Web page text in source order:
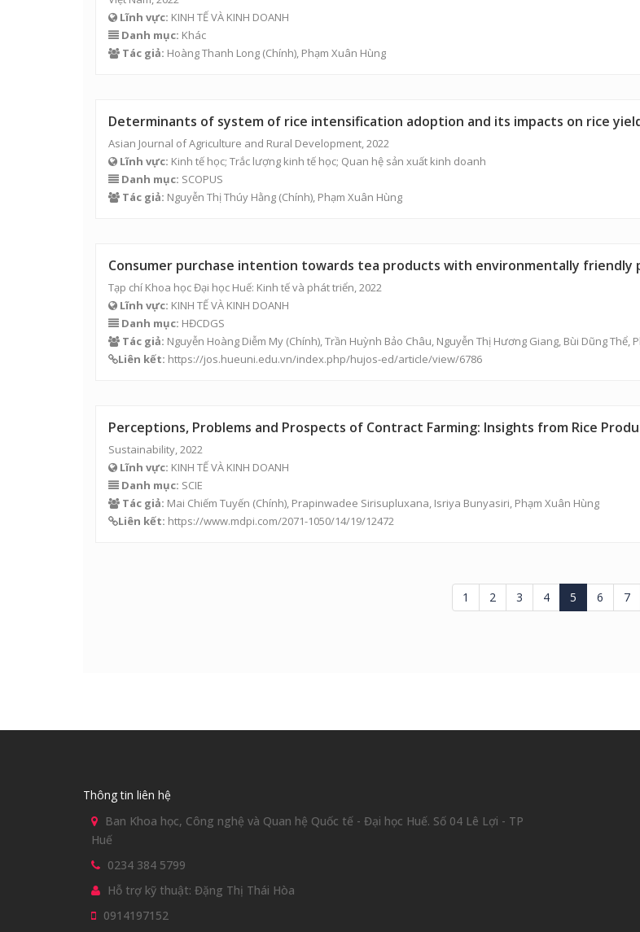
Lĩnh vực: KINH TẾ VÀ KINH DOANH
Danh mục: Khác
Tác giả: Hoàng Thanh Long (Chính), Phạm Xuân Hùng
Determinants of system of rice intensification adoption and its impacts on rice
Asian Journal of Agriculture and Rural Development, 2022
Lĩnh vực: Kinh tế học; Trắc lượng kinh tế học; Quan hệ sản xuất kinh doanh
Danh mục: SCOPUS
Tác giả: Nguyễn Thị Thúy Hằng (Chính), Phạm Xuân Hùng
Consumer purchase intention towards tea products with environmentally friendly
Tạp chí Khoa học Đại học Huế: Kinh tế và phát triển, 2022
Lĩnh vực: KINH TẾ VÀ KINH DOANH
Danh mục: HĐCDGS
Tác giả: Nguyễn Hoàng Diễm My (Chính),Trần Huỳnh Bảo Châu, Nguyễn Thị Hương Giang, Bùi Dũng Thể,
Liên kết: https://jos.hueuni.edu.vn/index.php/hujos-ed/article/view/6786
Perceptions, Problems and Prospects of Contract Farming: Insights from Rice
Sustainability, 2022
Lĩnh vực: KINH TẾ VÀ KINH DOANH
Danh mục: SCIE
Tác giả: Mai Chiếm Tuyến (Chính), Prapinwadee Sirisupluxana, Isriya Bunyasiri, Phạm Xuân Hùng
Liên kết: https://www.mdpi.com/2071-1050/14/19/12472
1 2 3 4 5 6 7
Thông tin liên hệ
Ban Khoa học, Công nghệ và Quan hệ Quốc tế - Đại học Huế. Số 04 Lê Lợi - TP
Huế
0234 384 5799
Hỗ trợ kỹ thuật: Đặng Thị Thái Hòa
0914197152